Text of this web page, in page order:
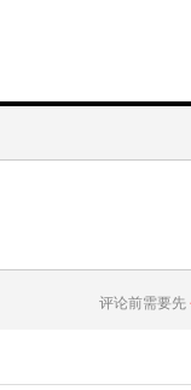
评论前需要先